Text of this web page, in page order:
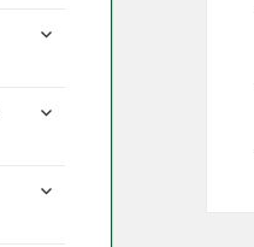
untermenü
untermenü
untermenü